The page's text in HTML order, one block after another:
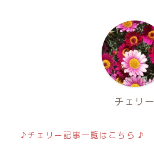
チェリー
♪チェリー記事一覧はこちら ♪